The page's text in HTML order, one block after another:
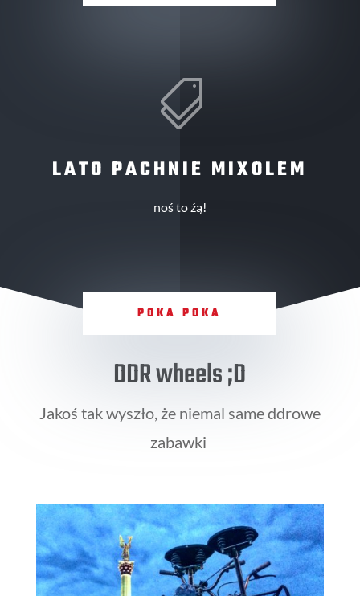

LATO PACHNIE MIXOLEM
noś to źą!
POKA POKA
DDR wheels ;D
Jakoś tak wyszło, że niemal same ddrowe
zabawki